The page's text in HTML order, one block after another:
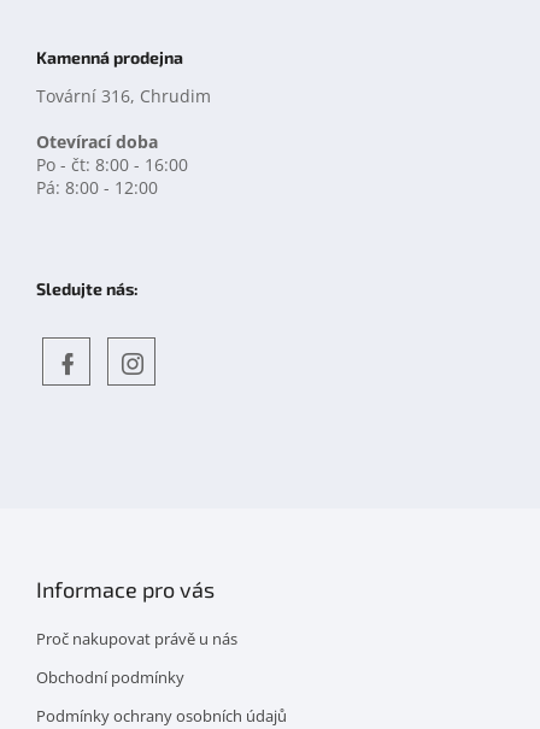
Kamenná prodejna
Tovární 316, Chrudim
Otevírací doba
Po - čt: 8:00 - 16:00
Pá: 8:00 - 12:00
Sledujte nás:
Informace pro vás
Proč nakupovat právě u nás
Obchodní podmínky
Podmínky ochrany osobních údajů